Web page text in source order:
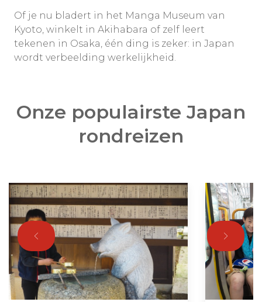
Of je nu bladert in het Manga Museum van
Kyoto, winkelt in Akihabara of zelf leert
tekenen in Osaka, één ding is zeker: in Japan
wordt verbeelding werkelijkheid.
Onze populairste Japan
rondreizen